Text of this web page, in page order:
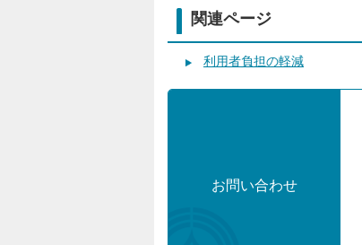
関連ページ
利用者負担の軽減
お問い合わせ